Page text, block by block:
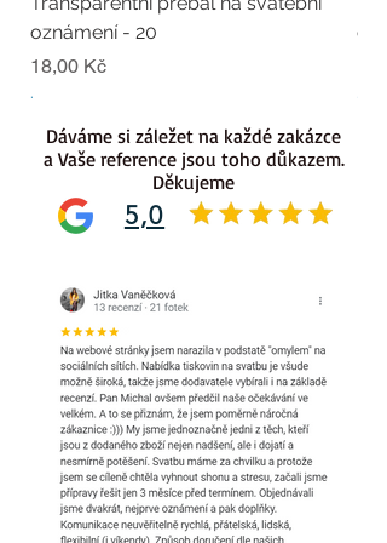
oznámení - 20
Cena
18,00 Kč
.
5,0
Dáváme si záležet na každé zakázce
a Vaše reference jsou toho důkazem.
Děkujeme